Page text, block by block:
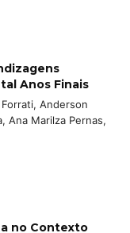
Anos Finais
Anderson
Ana Marilza Pernas,
no Contexto